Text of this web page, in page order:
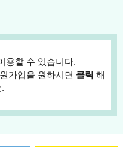
용할 수 있습니다.
가입을 원하시면 클릭 해